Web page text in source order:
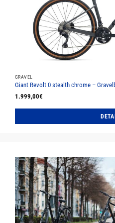
Produktseite
GRAVEL
Giant Revolt 0 stealth chrome –
1.999,00€
mehrere
Varianten
auf.
Die
Optionen
können
auf